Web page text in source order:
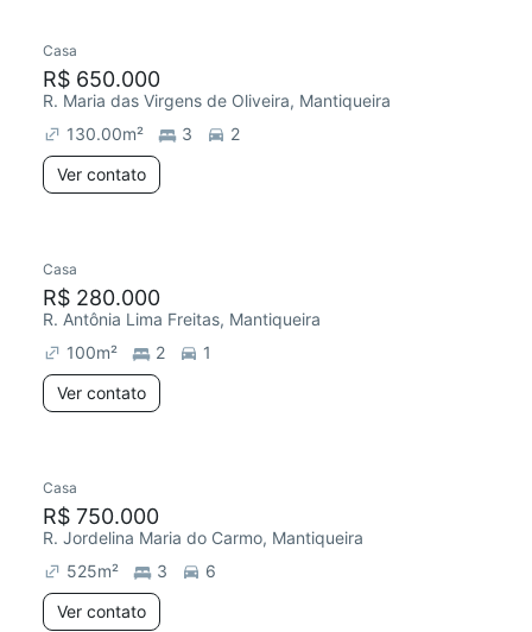
Casa
R$ 650.000
R. Maria das Virgens de Oliveira, Mantiqueira
130.00m² 3
2
Ver contato
Casa
R$ 280.000
R. Antônia Lima Freitas, Mantiqueira
100m² 2
1
Ver contato
Casa
R$ 750.000
R. Jordelina Maria do Carmo, Mantiqueira
525m² 3
6
Ver contato